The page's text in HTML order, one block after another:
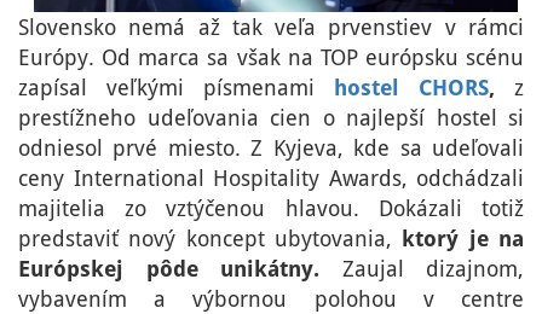
Slovensko nemá až tak veľa prvenstiev v rámci
Európy. Od marca sa však na TOP európsku scénu
zapísal veľkými písmenami
hostel CHORS, z
prestížneho udeľovania cien o najlepší hostel si
odniesol prvé miesto. Z Kyjeva, kde sa udeľovali
ceny International Hospitality Awards, odchádzali
majitelia zo vztýčenou hlavou. Dokázali totiž
predstaviť nový koncept ubytovania,
ktorý je na
Európskej pôde unikátny. Zaujal dizajnom,
vybavením a výbornou polohou v centre